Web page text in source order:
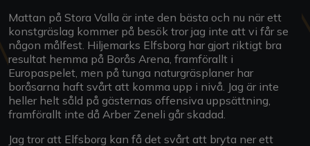
Mattan på Stora Valla är inte den bästa och nu när ett
konstgräslag kommer på besök tror jag inte att vi får se
någon målfest. Hiljemarks Elfsborg har gjort riktigt bra
resultat hemma på Borås Arena, framförallt i
Europaspelet, men på tunga naturgräsplaner har
boråsarna haft svårt att komma upp i nivå. Jag är inte
heller helt såld på gästernas offensiva uppsättning,
framförallt inte då Arber Zeneli går skadad.
Jag tror att Elfsborg kan få det svårt att bryta ner ett